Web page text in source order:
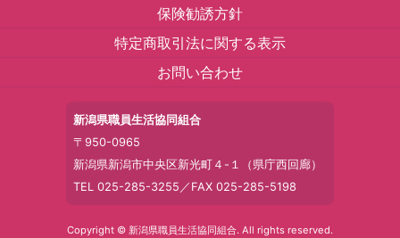
保険勧誘方針
特定商取引法に関する表示
お問い合わせ
新潟県職員生活協同組合
〒950-0965
新潟県新潟市中央区新光町４-１（県庁西回廊）
TEL 025-285-3255／FAX 025-285-5198
Copyright © 新潟県職員生活協同組合. All rights reserved.